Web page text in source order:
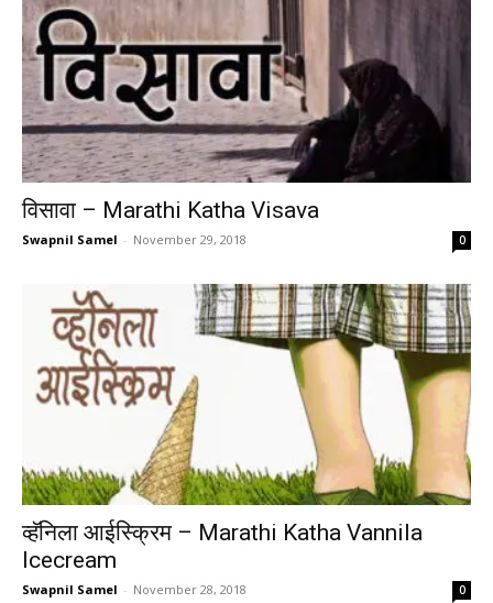
विसावा – Marathi Katha Visava
Swapnil Samel - November 29, 2018 0
व्हॅनिला आईस्क्रिम – Marathi Katha Vannila
Icecream
Swapnil Samel - November 28, 2018 0